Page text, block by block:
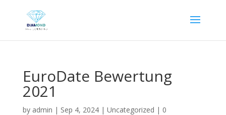
EuroDate Bewertung
2021
by admin | Sep 4, 2024| Uncategorized | 0